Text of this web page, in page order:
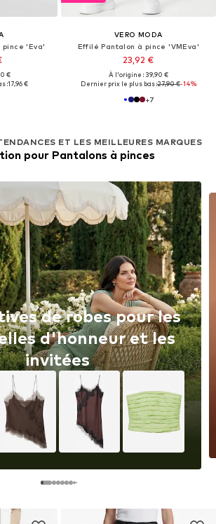
pince 'Eva'
€
:17,96 €
ET LES MEILLEURES MARQUES
pour Pantalons à pinces
de robes pour les
d'honneur et les
invitées
VERO MODA
Effilé Pantalon à pince 'VMEva'
23,92 €
À l'origine : 39,90 €
Dernier prix le plus bas :27,90 €-14%
+7